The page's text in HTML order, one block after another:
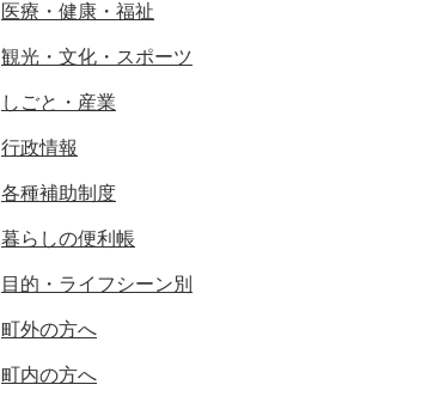
医療・健康・福祉
観光・文化・スポーツ
しごと・産業
行政情報
各種補助制度
暮らしの便利帳
目的・ライフシーン別
町外の方へ
町内の方へ